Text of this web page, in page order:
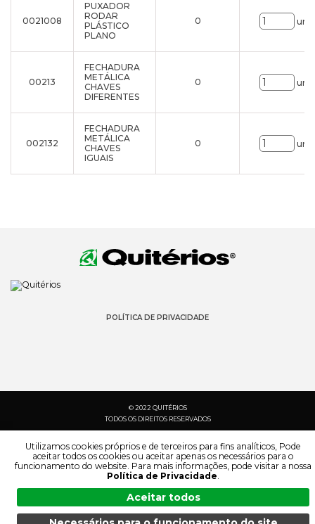
0021008
PUXADOR
RODAR
PLÁSTICO
PLANO
0 uni.
00213
FECHADURA
METÁLICA
CHAVES
DIFERENTES
0 uni.
002132
FECHADURA
METÁLICA
CHAVES
IGUAIS
0 uni.
POLÍTICA DE PRIVACIDADE
© 2022 QUITÉRIOS
TODOS OS DIREITOS RESERVADOS
Utilizamos cookies próprios e de terceiros para fins analíticos, Pode
aceitar todos os cookies ou aceitar apenas os necessários para o
funcionamento do website. Para mais informações, pode visitar a nossa
Política de Privacidade.
Aceitar todos